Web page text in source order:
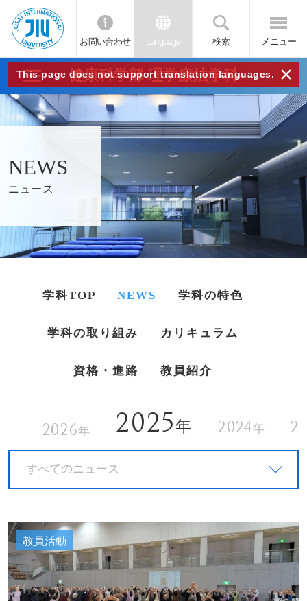
JIU
城西
大学
お問い合わせ Language 検索 メニュー
This page does not support translation languages. ×
健康科学部 理学療法学科
NEWS
ニュース
学科TOP NEWS 学科の特色
学科の取り組み カリキュラム
資格・進路 教員紹介
2026年 2025年 2024年
すべてのニュース
教員活動